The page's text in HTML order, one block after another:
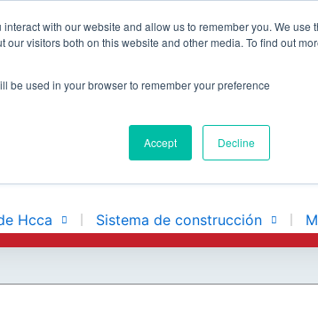
with our website and allow us to remember you. We use
visitors both on this website and other media. To find out
be used in your browser to remember your preference
Accept Decline
Hcca Sistema de construcción